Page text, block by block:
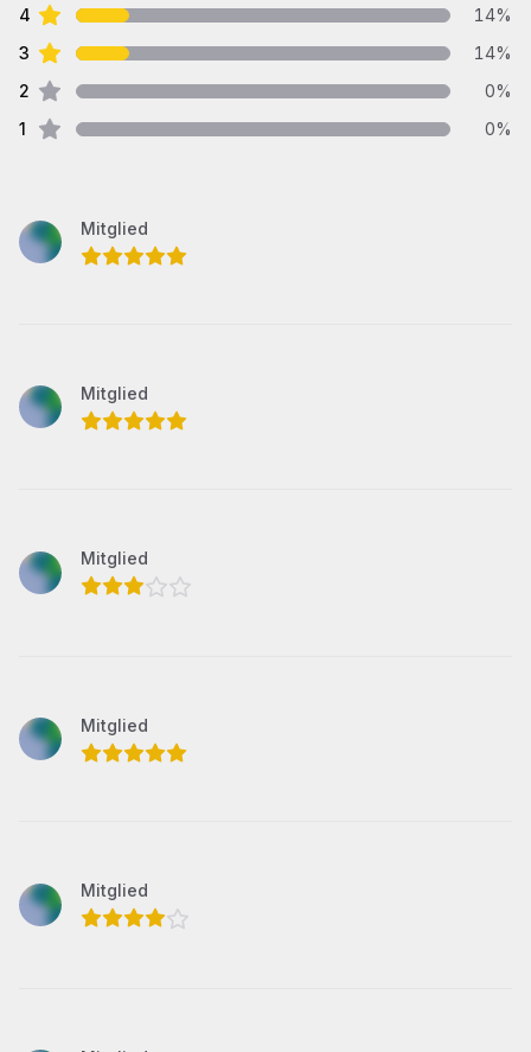
4 Sterne Bewertungen 14%
3 Sterne Bewertungen 14%
2 Sterne Bewertungen 0%
1 Sterne Bewertungen 0%
Neueste Bewertungen
Mitglied
Mitglied
Mitglied
Mitglied
Mitglied